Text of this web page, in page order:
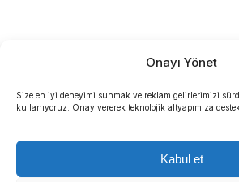
Onayı Yönet
Size en iyi deneyimi sunmak ve reklam gelirlerimizi
kullanıyoruz. Onay vererek teknolojik altyapımıza
Kabul et